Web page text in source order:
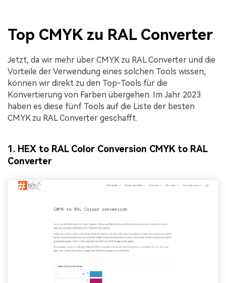
Top CMYK zu RAL Converter
Jetzt, da wir mehr über CMYK zu RAL Converter und die
Vorteile der Verwendung eines solchen Tools wissen,
können wir direkt zu den Top-Tools für die
Konvertierung von Farben übergehen. Im Jahr 2023
haben es diese fünf Tools auf die Liste der besten
CMYK zu RAL Converter geschafft.
1. HEX to RAL Color Conversion CMYK to RAL
Converter